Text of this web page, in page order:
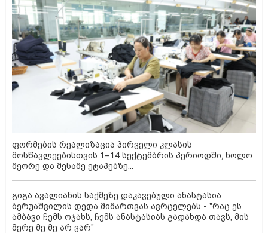
ფორმების რეალიზაცია პირველი კლასის
მოსწავლეებისთვის 1–14 სექტემბრის პერიოდში, ხოლო
მეორე და მესამე ეტაპებზე...
გიგა ავალიანის საქმეზე დაკავებული ანასტასია
ბერუაშვილის დედა მიმართვას ავრცელებს - "რაც ეს
ამბავი ჩემს ოჯახს, ჩემს ანასტასიას გადახდა თავს, მის
მერე მე მე არ ვარ"